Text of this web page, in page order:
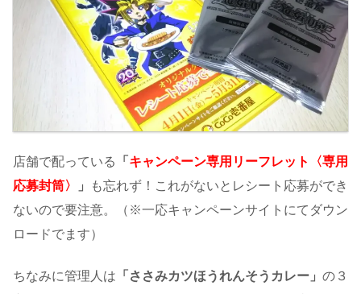
店舗で配っている 「 キャンペーン専用リーフレット〈専用
応募封筒〉
」
も忘れず！これがないとレシート応募ができ
ないので要注意。（※一応キャンペーンサイトにてダウン
ロードでます）
ちなみに管理人は 「ささみカツほうれんそうカレー」 の３